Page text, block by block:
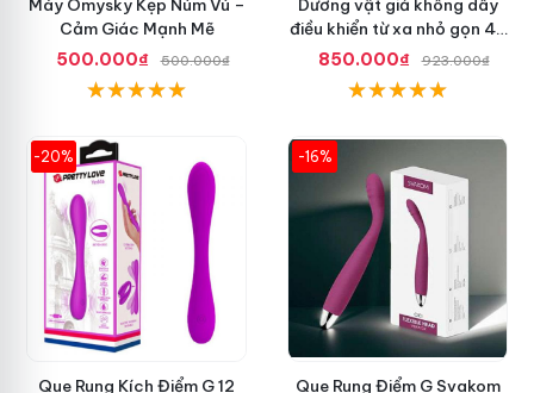
Cảm Giác Mạnh Mẽ
500.000₫
500.000₫
điều khiển từ xa nhỏ gọn 42
độ
850.000₫ 923.000₫
-20%
Que Rung Kích Điểm G 12
-16%
Que Rung Điểm G Svakom